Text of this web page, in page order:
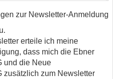
zur Newsletter-Anmeldung
erteile ich meine
dass mich die Ebner
und die Neue
zusätzlich zum Newsletter